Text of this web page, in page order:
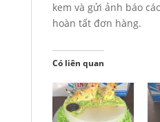
kem và gửi ảnh báo
hoàn tất đơn hàng.
Có liên quan